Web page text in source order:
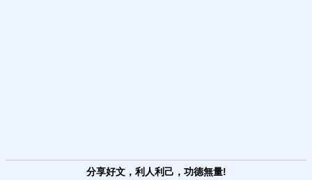
分享好文，利人利己，功德無量!